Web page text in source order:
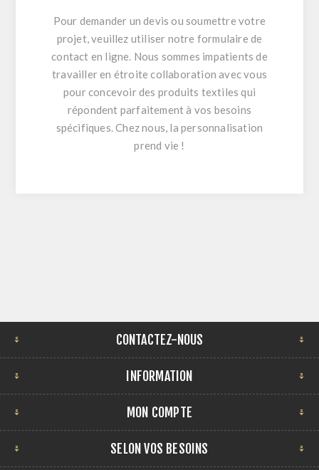
Pour demander un devis ou soumettre votre
projet, veuillez utiliser notre formulaire de
contact en ligne. Nous sommes impatients de
travailler en étroite collaboration avec vous
pour concevoir des produits textiles qui
répondent parfaitement à vos besoins
spécifiques. Chez nous, la personnalisation
prend vie !
CONTACTEZ-NOUS
INFORMATION
MON COMPTE
SELON VOS BESOINS